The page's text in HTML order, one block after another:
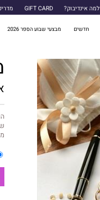
למה אינדיבוק? GIFT CARD
חדשים מבצעי שבוע הספר 2026